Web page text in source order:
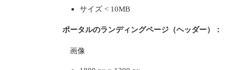
サイズ < 10MB
ポータルのランディングページ（ヘッダー）：
画像